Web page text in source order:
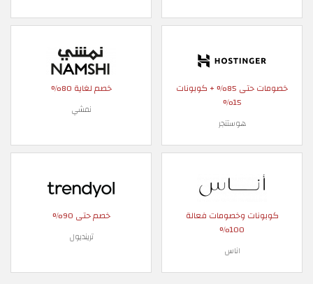
خصومات حتى 85% + كوبونات
15%
هوستنجر
خصم لغاية 80%
نمشي
كوبونات وخصومات فعالة
100%
اناس
خصم حتى 90%
ترينديول